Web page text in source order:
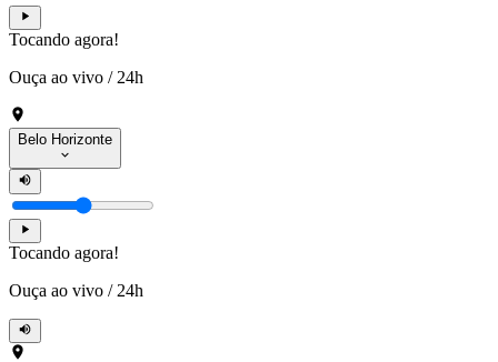
Tocando agora!
Ouça ao vivo / 24h
Belo Horizonte
Tocando agora!
Ouça ao vivo / 24h